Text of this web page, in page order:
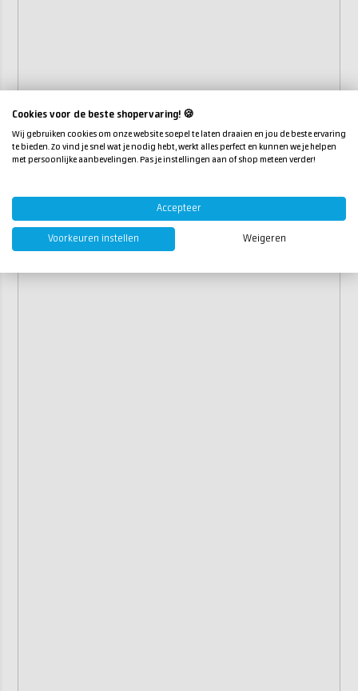
Cookies voor de beste shopervaring! 🍪
Wij gebruiken cookies om onze website soepel te laten draaien en jou de beste ervaring
te bieden. Zo vind je snel wat je nodig hebt, werkt alles perfect en kunnen we je helpen
met persoonlijke aanbevelingen. Pas je instellingen aan of shop meteen verder!
Accepteer
Voorkeuren instellen Weigeren